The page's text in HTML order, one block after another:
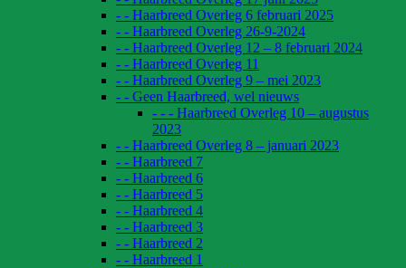
- - Haarbreed Overleg 6 februari 2025
- - Haarbreed Overleg 26-9-2024
- - Haarbreed Overleg 12 – 8 februari 2024
- - Haarbreed Overleg 11
- - Haarbreed Overleg 9 – mei 2023
- - Geen Haarbreed, wel nieuws
- - - Haarbreed Overleg 10 – augustus
2023
- - Haarbreed Overleg 8 – januari 2023
- - Haarbreed 7
- - Haarbreed 6
- - Haarbreed 5
- - Haarbreed 4
- - Haarbreed 3
- - Haarbreed 2
- - Haarbreed 1